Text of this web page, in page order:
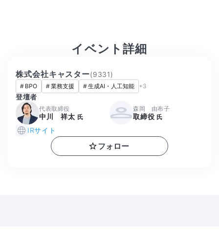
イベント詳細
株式会社キャスター(9331)
# BPO #業務支援 #生成AI・人工知能 +3
登壇者
代表取締役
中川 祥太 氏
森岡 由布子
取締役 氏
IRサイト
フォロー